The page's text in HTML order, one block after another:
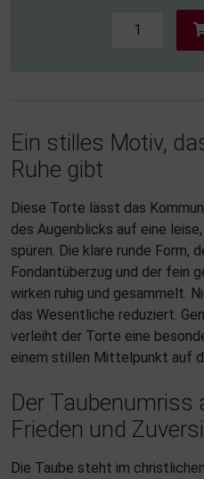
Ein stilles Motiv,
Ruhe gibt
Diese Torte lässt das
des Augenblicks auf eine
spüren. Die klare runde Form,
Fondantüberzug und der fein
wirken ruhig und gesammelt.
das Wesentliche reduziert.
verleiht der Torte eine
einem stillen Mittelpunkt auf
Der Taubenumriss
Frieden und
Die Taube steht im